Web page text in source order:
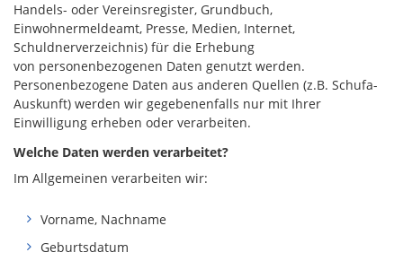
Handels- oder Vereinsregister, Grundbuch,
Einwohnermeldeamt, Presse, Medien, Internet,
Schuldnerverzeichnis) für die Erhebung
von personenbezogenen Daten genutzt werden.
Personenbezogene Daten aus anderen Quellen (z.B. Schufa-
Auskunft) werden wir gegebenenfalls nur mit Ihrer
Einwilligung erheben oder verarbeiten.
Welche Daten werden verarbeitet?
Im Allgemeinen verarbeiten wir:
Vorname, Nachname
Geburtsdatum